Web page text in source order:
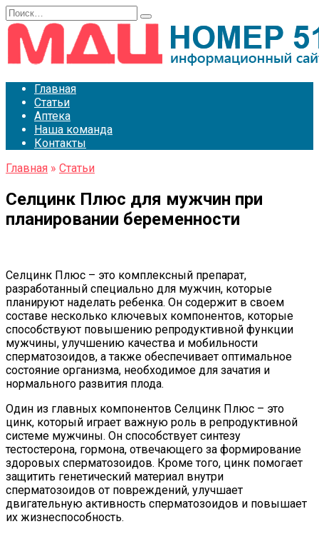
Перейти
к
содержанию
Search
for:
Главная
Статьи
Аптека
Наша команда
Контакты
Главная » Статьи
Селцинк Плюс для мужчин при
планировании беременности
Селцинк Плюс – это комплексный препарат,
разработанный специально для мужчин, которые
планируют наделать ребенка. Он содержит в своем
составе несколько ключевых компонентов, которые
способствуют повышению репродуктивной функции
мужчины, улучшению качества и мобильности
сперматозоидов, а также обеспечивает оптимальное
состояние организма, необходимое для зачатия и
нормального развития плода.
Один из главных компонентов Селцинк Плюс – это
цинк, который играет важную роль в репродуктивной
системе мужчины. Он способствует синтезу
тестостерона, гормона, отвечающего за формирование
здоровых сперматозоидов. Кроме того, цинк помогает
защитить генетический материал внутри
сперматозоидов от повреждений, улучшает
двигательную активность сперматозоидов и повышает
их жизнеспособность.